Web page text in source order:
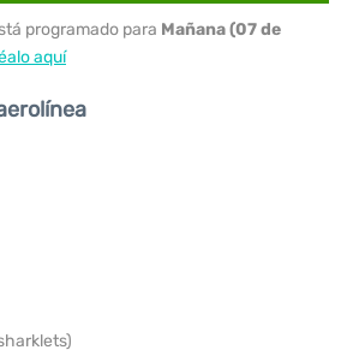
programado para Mañana (07 de
aquí